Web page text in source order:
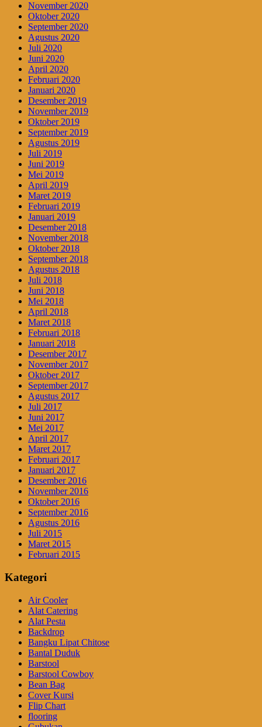
November 2020
Oktober 2020
September 2020
Agustus 2020
Juli 2020
Juni 2020
April 2020
Februari 2020
Januari 2020
Desember 2019
November 2019
Oktober 2019
September 2019
Agustus 2019
Juli 2019
Juni 2019
Mei 2019
April 2019
Maret 2019
Februari 2019
Januari 2019
Desember 2018
November 2018
Oktober 2018
September 2018
Agustus 2018
Juli 2018
Juni 2018
Mei 2018
April 2018
Maret 2018
Februari 2018
Januari 2018
Desember 2017
November 2017
Oktober 2017
September 2017
Agustus 2017
Juli 2017
Juni 2017
Mei 2017
April 2017
Maret 2017
Februari 2017
Januari 2017
Desember 2016
November 2016
Oktober 2016
September 2016
Agustus 2016
Juli 2015
Maret 2015
Februari 2015
Kategori
Air Cooler
Alat Catering
Alat Pesta
Backdrop
Bangku Lipat Chitose
Bantal Duduk
Barstool
Barstool Cowboy
Bean Bag
Cover Kursi
Flip Chart
flooring